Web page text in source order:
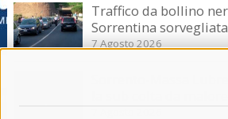
Traffico da bollino
Sorrentina
7 Agosto 2026
Sorrento-Massa